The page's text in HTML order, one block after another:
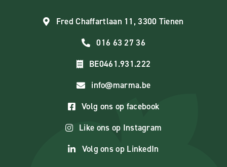
Fred Chaffartlaan 11, 3300 Tienen
016 63 27 36
BE0461.931.222
info@marma.be
Volg ons op facebook
Like ons op Instagram
Volg ons op LinkedIn